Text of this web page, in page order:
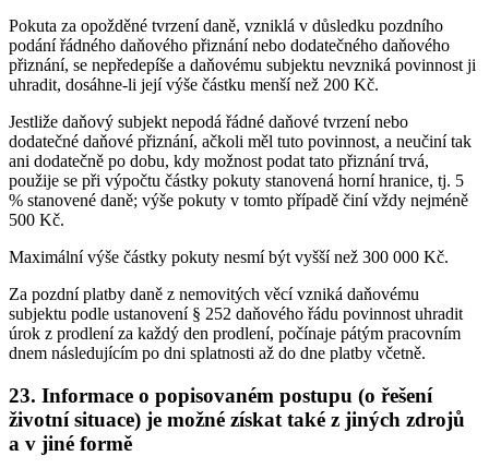
Pokuta za opožděné tvrzení daně, vzniklá v důsledku pozdního
podání řádného daňového přiznání nebo dodatečného daňového
přiznání, se nepředepíše a daňovému subjektu nevzniká povinnost ji
uhradit, dosáhne-li její výše částku menší než 200 Kč.
Jestliže daňový subjekt nepodá řádné daňové tvrzení nebo
dodatečné daňové přiznání, ačkoli měl tuto povinnost, a neučiní tak
ani dodatečně po dobu, kdy možnost podat tato přiznání trvá,
použije se při výpočtu částky pokuty stanovená horní hranice, tj. 5
% stanovené daně; výše pokuty v tomto případě činí vždy nejméně
500 Kč.
Maximální výše částky pokuty nesmí být vyšší než 300 000 Kč.
Za pozdní platby daně z nemovitých věcí vzniká daňovému
subjektu podle ustanovení § 252 daňového řádu povinnost uhradit
úrok z prodlení za každý den prodlení, počínaje pátým pracovním
dnem následujícím po dni splatnosti až do dne platby včetně.
23. Informace o popisovaném postupu (o řešení
životní situace) je možné získat také z jiných zdrojů
a v jiné formě